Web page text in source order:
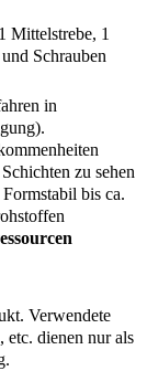
Mittelstrebe, 1
Schrauben
in
zu sehen
bis ca.
Verwendete
etc. dienen nur als